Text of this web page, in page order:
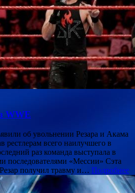
WWE
об увольнении Резара и Акама
рестлерам всего наилучшего в
раз команда выступала в
последователями «Мессии» Сэта
получил травму и… Подробнее